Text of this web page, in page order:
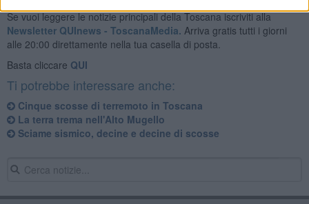
Se vuoi leggere le notizie principali della Toscana iscriviti alla
Newsletter QUInews - ToscanaMedia. Arriva gratis tutti i giorni
alle 20:00 direttamente nella tua casella di posta.
Basta cliccare QUI
Ti potrebbe interessare anche:
Cinque scosse di terremoto in Toscana
La terra trema nell'Alto Mugello
Sciame sismico, decine e decine di scosse